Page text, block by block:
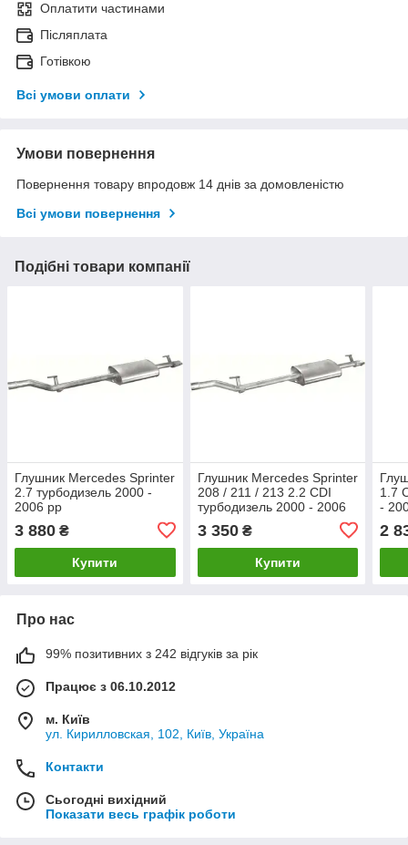
Оплатити частинами
Післяплата
Готівкою
Всі умови оплати
Умови повернення
Повернення товару впродовж 14 днів за домовленістю
Всі умови повернення
Подібні товари компанії
Глушник Mercedes Sprinter
2.7 турбодизель 2000 -
2006 рр
3 880 ₴
Купити
Глушник Mercedes Sprinter
208 / 211 / 213 2.2 CDI
турбодизель 2000 - 2006
3 350₴
Купити
1.7
-
2
Про нас
99% позитивних з 242 відгуків за рік
Працює з 06.10.2012
м. Київ
ул. Кирилловская, 102, Київ, Україна
Контакти
Сьогодні вихідний
Показати весь графік роботи